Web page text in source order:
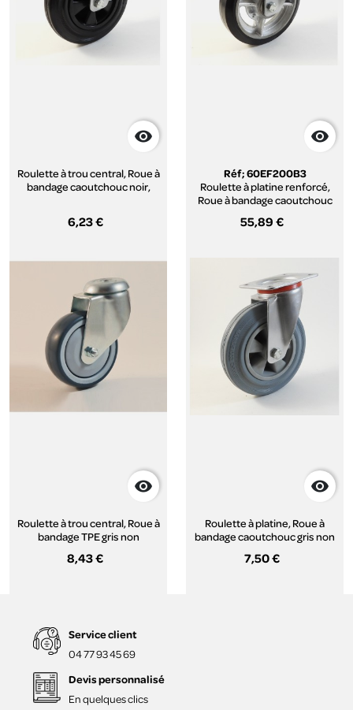

Roulette à trou central, Roue à
bandage caoutchouc noir,
6,23 €

Réf; 60EF200B3
Roulette à platine renforcé,
Roue à bandage caoutchouc
(série 60/EF)
55,89 €

Roulette à trou central, Roue à
bandage TPE gris non
polypropylène, (série 111/TPE)
8,43 €

Roulette à platine, Roue à
bandage caoutchouc gris non
polypropylène, (série 22-
7,50 €
Service client
04 77 93 45 69
Devis personnalisé
En quelques clics